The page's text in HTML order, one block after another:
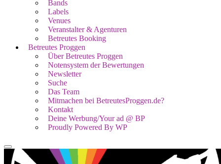
Bands
Labels
Venues
Veranstalter & Agenturen
Betreutes Booking
Betreutes Proggen
Über Betreutes Proggen
Notensystem der Bewertungen
Newsletter
Suche
Das Team
Mitmachen bei BetreutesProggen.de?
Kontakt
Deine Werbung/Your ad @ BP
Proudly Powered By WP